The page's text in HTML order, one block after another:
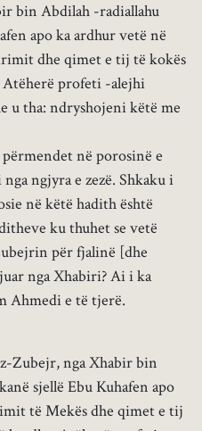
bin Abdilah -radiallahu
apo ka ardhur vetë në
dhe qimet e tij të kokës
Atëherë profeti -alejhi
u tha: ndryshojeni këtë me
në porosinë e
ngjyra e zezë. Shkaku i
në këtë hadith është
ku thuhet se vetë
për fjalinë [dhe
nga Xhabiri? Ai i ka
Ahmedi e të tjerë.
Zubejr, nga Xhabir bin
sjellë Ebu Kuhafen apo
të Mekës dhe qimet e tij